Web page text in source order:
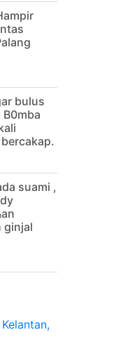
bulus
suami ,
ginjal